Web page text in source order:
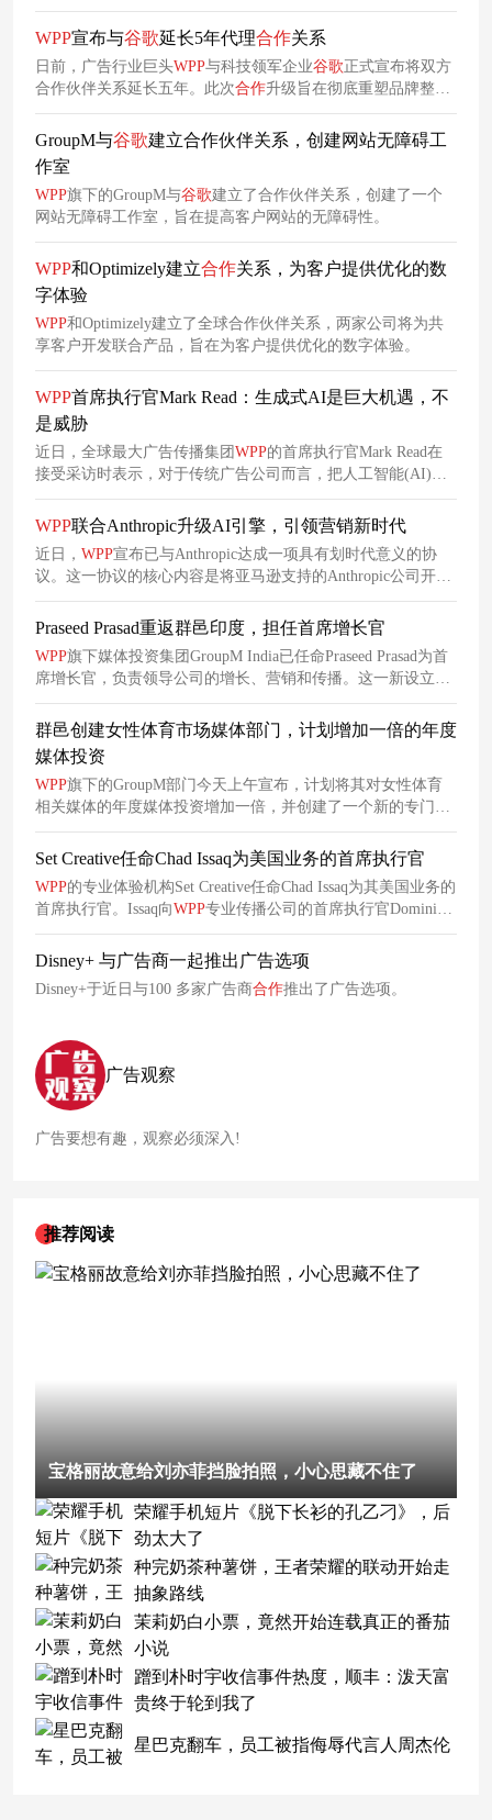
智能技术为核心合作方向，通过WPP旗下市场营销AI平台WPP
Open推进相关AI计划，全面增强整合营销、商务及创意生产能
WPP宣布与谷歌延长5年代理合作关系
日前，广告行业巨头WPP与科技领军企业谷歌 正式宣布将双方
合作伙伴关系延长五年。此次合作升级旨在彻底重塑品牌整合
创意、制作、媒体、体验与商务的全链路流程，为谷歌提供实
时个性化服务的同时，突破传统效率提升的局限，释放更大的
增长潜力。
GroupM与谷歌建立合作伙伴关系，创建网站无障碍工
作室
WPP旗下的GroupM与谷歌建立了合作伙伴关系，创建了一个
网站无障碍工作室，旨在提高客户网站的无障碍性。
WPP和Optimizely建立合作关系，为客户提供优化的数
字体验
WPP和Optimizely建立了全球合作伙伴关系，两家公司将为共
享客户开发联合产品，旨在为客户提供优化的数字体验。
WPP首席执行官Mark Read：生成式AI是巨大机遇，不
是威胁
近日，全球最大广告传播集团 WPP的首席执行官Mark Read在
接受采访时表示，对于传统广告公司而言，把人工智能(AI)用
于广告行业的创意工作更多的是机遇，而不是威胁。
WPP联合Anthropic升级AI引擎，引领营销新时代
近日， WPP宣布已与Anthropic达成一项具有划时代意义的协
议。这一协议的核心内容是将亚马逊支持的Anthropic公司开发
的先进AI大型语言模型套件——Claude，深度整合到WPP的核
心营销操作系统WPP Open中。WPP宣布与Anthropic达成
并非首次与大型语言模型提供商展开
作。此次与Anthropic的交易也是WPP在人工智能、数据和技术
领域持续投入的重要一环。
Praseed Prasad重返群邑印度，担任首席增长官
WPP旗下媒体投资集团GroupM India已任命Praseed Prasad为首
席增长官，负责领导公司的增长、营销和传播。这一新设立的
职位旨在帮助公司加速增长并加强其在媒体投资和营销合作方
面的地位。
群邑创建女性体育市场媒体部门，计划增加一倍的年度
媒体投资
WPP旗下的GroupM部门今天上午宣布，计划将其对女性体育
相关媒体的年度媒体投资增加一倍，并创建了一个新的专门市
场来专注于此。
Set Creative任命Chad Issaq为美国业务的首席执行官
WPP的专业体验机构Set Creative任命Chad Issaq为其美国业务的
首席执行官。Issaq向WPP专业传播公司的首席执行官Dominic
Grainger汇报。
Disney+ 与广告商一起推出广告选项
Disney+于近日与100 多家广告商合作推出了广告选项。
广告观察
广告要想有趣，观察必须深入!
推荐阅读
宝格丽故意给刘亦菲挡脸拍照，小心思藏不住了
荣耀手机短片《脱下长衫的孔乙刁》，后
劲太大了
种完奶茶种薯饼，王者荣耀的联动开始走
抽象路线
茉莉奶白小票，竟然开始连载真正的番茄
小说
蹭到朴时宇收信事件热度，顺丰：泼天富
贵终于轮到我了
星巴克翻车，员工被指侮辱代言人周杰伦